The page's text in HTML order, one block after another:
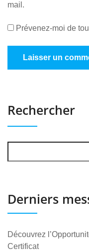
mail.
Prévenez-moi de
Rechercher
Derniers
Découvrez
Certificat